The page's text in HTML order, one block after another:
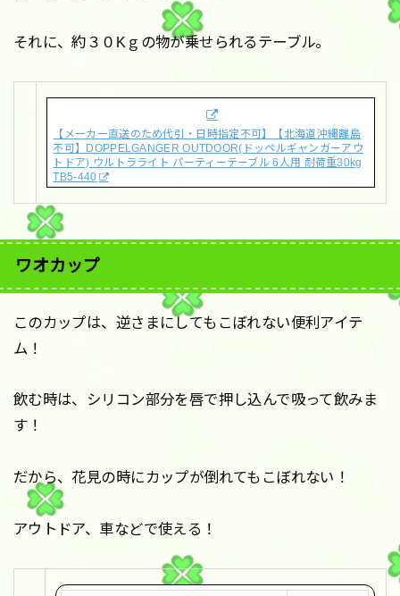
それに、約３０Kｇの物が乗せられるテーブル。
【メーカー直送のため代引・日時指定不可】【北海道沖縄離島
不可】DOPPELGANGER OUTDOOR(ドッペルギャンガーアウ
トドア) ウルトラライト パーティーテーブル 6人用 耐荷重30kg
TB5-440
ワオカップ
このカップは、逆さまにしてもこぼれない便利アイテ
ム！
飲む時は、シリコン部分を唇で押し込んで吸って飲みま
す！
だから、花見の時にカップが倒れてもこぼれない！
アウトドア、車などで使える！